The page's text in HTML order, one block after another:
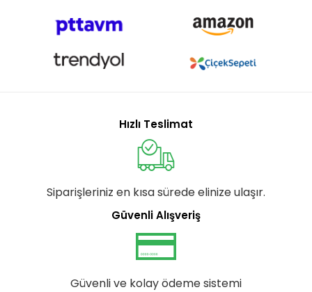
Hızlı Teslimat
Siparişleriniz en kısa sürede elinize ulaşır.
Güvenli Alışveriş
Güvenli ve kolay ödeme sistemi